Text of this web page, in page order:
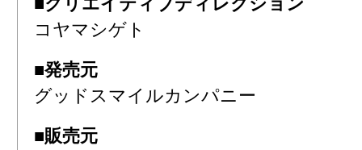
コヤマシゲト
■発売元
グッドスマイルカンパニー
■販売元